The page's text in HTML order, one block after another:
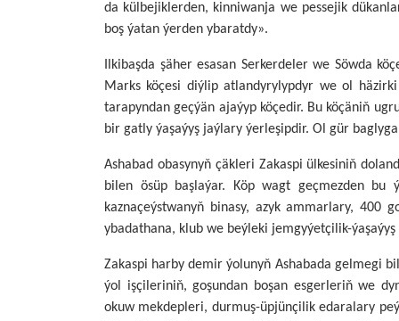
da külbejiklerden, kinniwanja we pessejik
boş ýatan ýerden ybaratdy».
Ilkibaşda şäher esasan Serkerdeler we Söwda
Marks köçesi diýlip atlandyrylypdyr we ol
tarapyndan geçýän ajaýyp köçedir. Bu köçäniň
bir gatly ýaşaýyş jaýlary ýerleşipdir. Ol gür
Ashabad obasynyň çäkleri Zakaspi ülkesiniň
bilen ösüp başlaýar. Köp wagt geçmezden bu
kaznaçeýstwanyň binasy, azyk ammarlary, 400
ybadathana, klub we beýleki jemgyýetçilik-
Zakaspi harby demir ýolunyň Ashabada gelmegi
ýol işçileriniň, goşundan boşan esgerleriň we
okuw mekdepleri, durmuş-üpjünçilik edaralary